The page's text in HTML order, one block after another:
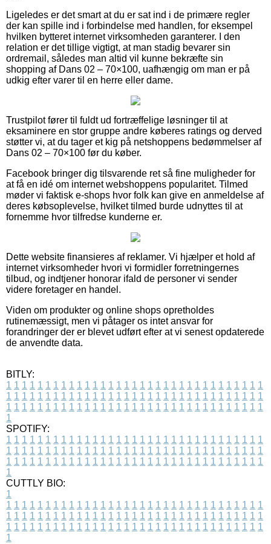
Ligeledes er det smart at du er sat ind i de primære regler
der kan spille ind i forbindelse med handlen, for eksempel
hvilken bytteret internet virksomheden garanterer. I den
relation er det tillige vigtigt, at man stadig bevarer sin
ordremail, således man altid vil kunne bekræfte sin
shopping af Dans 02 – 70×100, uafhængig om man er på
udkig efter varer til en herre eller dame.
Trustpilot fører til fuldt ud fortræffelige løsninger til at
eksaminere en stor gruppe andre køberes ratings og derved
støtter vi, at du tager et kig på netshoppens bedømmelser af
Dans 02 – 70×100 før du køber.
Facebook bringer dig tilsvarende ret så fine muligheder for
at få en idé om internet webshoppens popularitet. Tilmed
møder vi faktisk e-shops hvor folk kan give en anmeldelse af
deres købsoplevelse, hvilket tilmed burde udnyttes til at
fornemme hvor tilfredse kunderne er.
Dette website finansieres af reklamer. Vi hjælper et hold af
internet virksomheder hvori vi formidler forretningernes
tilbud, og indtjener honorar ifald de personer vi sender
videre foretager en handel.
Viden om produkter og online shops opretholdes
rutinemæssigt, men vi påtager os intet ansvar for
forandringer der er blevet udført efter at vi senest opdaterede
de anvendte data.
BITLY:
1 1 1 1 1 1 1 1 1 1 1 1 1 1 1 1 1 1 1 1 1 1 1 1 1 1 1 1 1 1 1 1 1
1 1 1 1 1 1 1 1 1 1 1 1 1 1 1 1 1 1 1 1 1 1 1 1 1 1 1 1 1 1 1 1 1
1 1 1 1 1 1 1 1 1 1 1 1 1 1 1 1 1 1 1 1 1 1 1 1 1 1 1 1 1 1 1 1 1
1
SPOTIFY:
1 1 1 1 1 1 1 1 1 1 1 1 1 1 1 1 1 1 1 1 1 1 1 1 1 1 1 1 1 1 1 1 1
1 1 1 1 1 1 1 1 1 1 1 1 1 1 1 1 1 1 1 1 1 1 1 1 1 1 1 1 1 1 1 1 1
1 1 1 1 1 1 1 1 1 1 1 1 1 1 1 1 1 1 1 1 1 1 1 1 1 1 1 1 1 1 1 1 1
1
CUTTLY BIO:
1
1 1 1 1 1 1 1 1 1 1 1 1 1 1 1 1 1 1 1 1 1 1 1 1 1 1 1 1 1 1 1 1 1
1 1 1 1 1 1 1 1 1 1 1 1 1 1 1 1 1 1 1 1 1 1 1 1 1 1 1 1 1 1 1 1 1
1 1 1 1 1 1 1 1 1 1 1 1 1 1 1 1 1 1 1 1 1 1 1 1 1 1 1 1 1 1 1 1 1
1